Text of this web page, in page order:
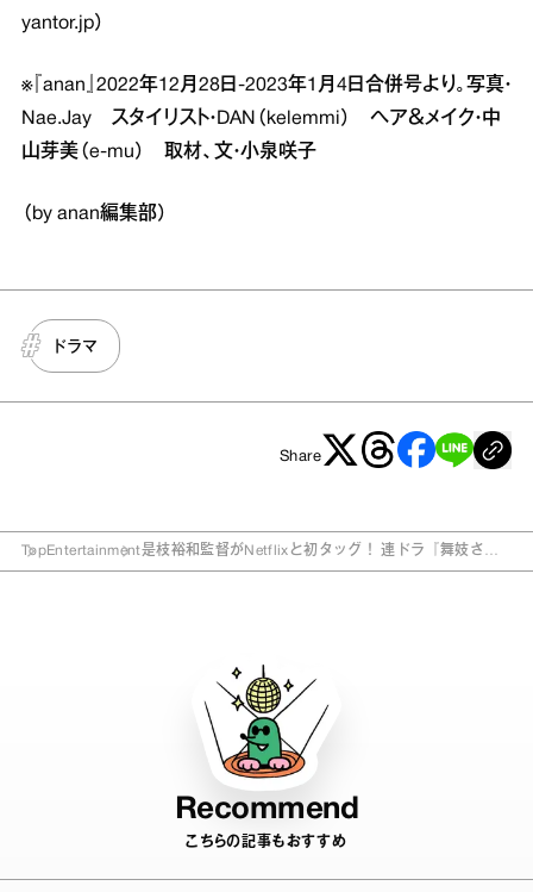
yantor.jp）
※『anan』2022年12月28日‐2023年1月4日合併号より。写真・
Nae.Jay スタイリスト・DAN（kelemmi） ヘア＆メイク・中
山芽美（e‐mu） 取材、文・小泉咲子
（by anan編集部）
ドラマ
Share
TopEntertainment是枝裕和監督がNetflixと初タッグ！ 連ドラ『舞妓さん
Recommend
こちらの記事もおすすめ